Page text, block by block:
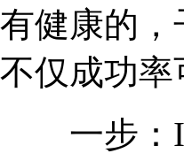
有健康的
不仅成功
一步：